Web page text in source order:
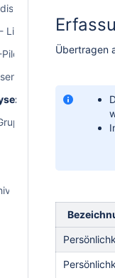
Gruppe
- Lizenzen
Rechtehinweise
(Standardisierte
Übertragen